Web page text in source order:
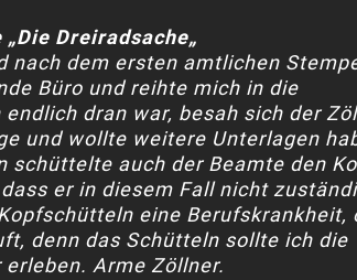
Dreiradsache„
nach dem ersten amtlichen
Büro und reihte mich in die
dran war, besah sich der
und wollte weitere Unterlagen
schüttelte auch der Beamte den
er in diesem Fall nicht
eine Berufskrankheit,
denn das Schütteln sollte ich die
Arme Zöllner.